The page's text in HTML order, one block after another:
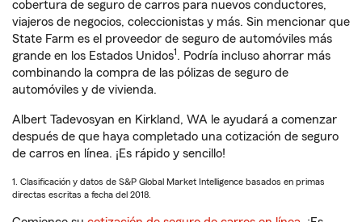
cobertura de seguro de carros para nuevos conductores,
viajeros de negocios, coleccionistas y más. Sin mencionar que
State Farm es el proveedor de seguro de automóviles más
grande en los Estados Unidos1. Podría incluso ahorrar más
combinando la compra de las pólizas de seguro de
automóviles y de vivienda.
Albert Tadevosyan en Kirkland, WA le ayudará a comenzar
después de que haya completado una cotización de seguro
de carros en línea. ¡Es rápido y sencillo!
1. Clasificación y datos de S&P Global Market Intelligence basados en primas
directas escritas a fecha del 2018.